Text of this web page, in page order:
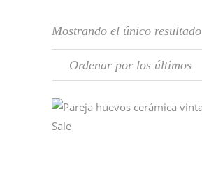
Mostrando el único resultado
Sale